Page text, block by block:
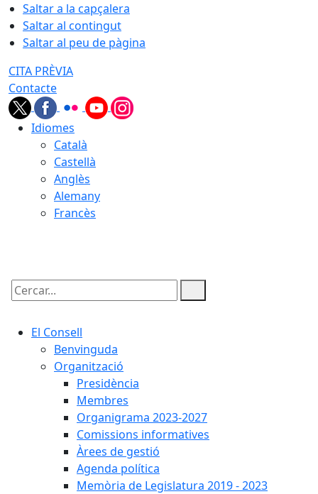
Saltar a la capçalera
Saltar al contingut
Saltar al peu de pàgina
CITA PRÈVIA
Contacte
Idiomes
Català
Castellà
Anglès
Alemany
Francès
Cercar:
El Consell
Benvinguda
Organització
Presidència
Membres
Organigrama 2023-2027
Comissions informatives
Àrees de gestió
Agenda política
Memòria de Legislatura 2019 - 2023